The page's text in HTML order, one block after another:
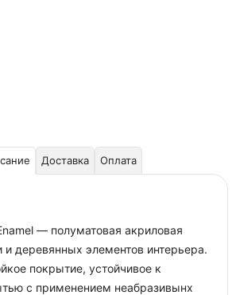
Доставка Оплата
— полуматовая акриловая
и деревянных элементов интерьера.
покрытие, устойчивое к
с применением неабразивынх